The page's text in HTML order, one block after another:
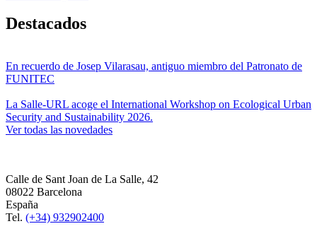
Destacados
En recuerdo de Josep Vilarasau, antiguo miembro del Patronato de
FUNITEC
La Salle-URL acoge el International Workshop on Ecological Urban
Security and Sustainability 2026.
Ver todas las novedades
Calle de Sant Joan de La Salle, 42
08022 Barcelona
España
Tel. (+34) 932902400